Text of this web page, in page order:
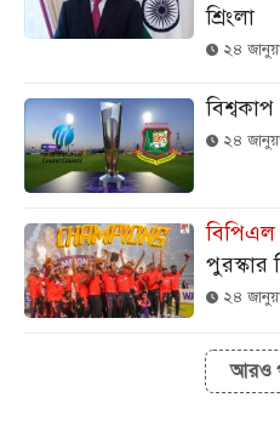
শ্রিংলা
২৪
২৪
বিপিএল
পুরস্কার
২৪
আরও